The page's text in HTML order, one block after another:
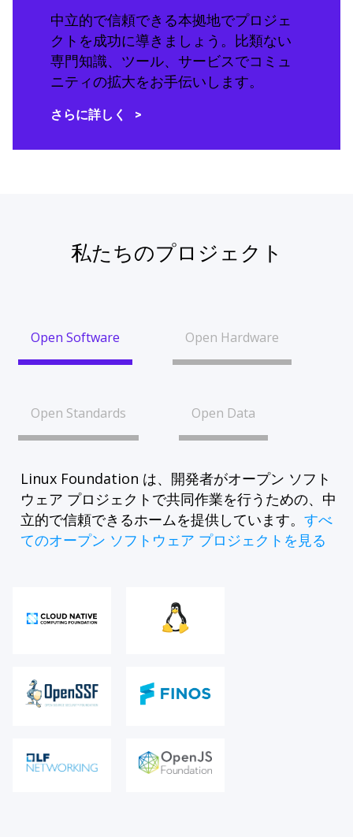
中立的で信頼できる本拠地でプロジェ
クトを成功に導きましょう。比類ない
専門知識、ツール、サービスでコミュ
ニティの拡大をお手伝いします。
さらに詳しく
私たちのプロジェクト
Open Software Open Hardware
Open Standards Open Data
Linux Foundation は、開発者がオープン ソフト
ウェア プロジェクトで共同作業を行うための、中
立的で信頼できるホームを提供しています。 すべ
てのオープン ソフトウェア プロジェクトを見る